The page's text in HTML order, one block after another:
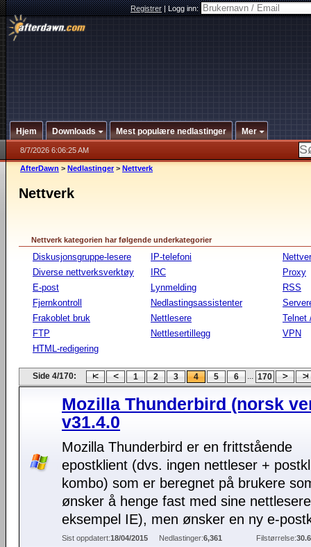
Registrer|Logg inn:
Hjem Downloads Mest populære nedlastinger Mer
8/7/2026 6:06:25 AM
AfterDawn > Nedlastinger > Nettverk
Nettverk
Nettverk kategorien har følgende underkategorier
Diskusjonsgruppe-lesere
Diverse nettverksverktøy
E-post
Fjernkontroll
Frakoblet bruk
FTP
HTML-redigering
IP-telefoni
IRC
Lynmelding
Nedlastingsassistenter
Nettlesere
Nettlesertillegg
Proxy
RSS
Telnet
VPN
Side 4/170: 1 2 3 4 5 6 ... 170
Mozilla Thunderbird (norsk
v31.4.0
Mozilla Thunderbird er en frittstående
epostklient (dvs. ingen nettleser +
kombo) som er beregnet på brukere
ønsker å henge fast med sine
eksempel IE), men ønsker en ny e-
Sist oppdatert:18/04/2015 Nedlastinger:6,361 Filstørrelse: